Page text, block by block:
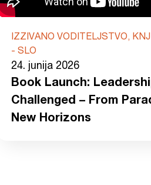
IZZIVANO VODITELJSTVO,
- SLO
24. junija 2026
Book Launch:
Challenged – From
New Horizons